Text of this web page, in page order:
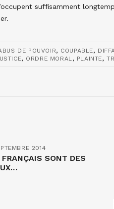
suffisamment
DE POUVOIR, COUPABLE,
, ORDRE MORAL , PLAINTE,
2014
FRANÇAIS SONT DES